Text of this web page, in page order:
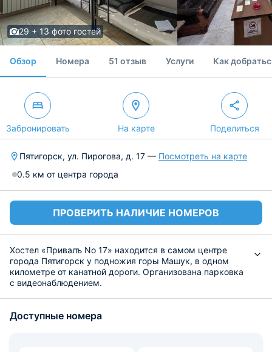
29 + 13 фото гостей
Обзор Номера 51 отзыв Услуги Как
Забронировать На карте Поделиться
Пятигорск, ул. Пирогова, д. 17 — Посмотреть на карте
0.5 км от центра города
ПРОВЕРИТЬ НАЛИЧИЕ НОМЕРОВ
Хостел «Привалъ No 17» находится в самом центре
города Пятигорск у подножия горы Машук, в одном
километре от канатной дороги. Организована парковка
с видеонаблюдением.
В семейных номерах установлены телевизоры. Для
Доступные номера